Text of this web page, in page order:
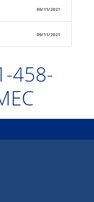
09/11/2021
09/11/2021
458-